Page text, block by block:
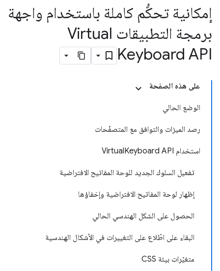
إمكانية تحكُّم كاملة باستخدام واجهة
برمجة التطبيقات Virtual
Keyboard API
على هذه الصفحة
الوضع الحالي
رصد الميزات والتوافق مع المتصفّحات
استخدام VirtualKeyboard API
تفعيل السلوك الجديد للوحة المفاتيح الافتراضية
إظهار لوحة المفاتيح الافتراضية وإخفاؤها
الحصول على الشكل الهندسي الحالي
البقاء على اطّلاع على التغييرات في الأشكال الهندسية
متغيّرات بيئة CSS